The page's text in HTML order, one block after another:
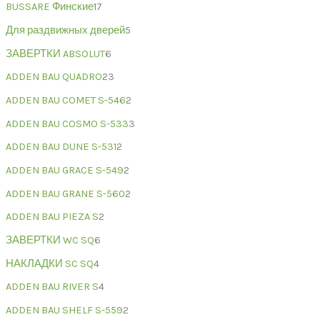
BUSSARE Финские17
Для раздвижных дверей5
ЗАВЕРТКИ ABSOLUT6
ADDEN BAU QUADRO23
ADDEN BAU COMET S-5462
ADDEN BAU COSMO S-5333
ADDEN BAU DUNE S-5312
ADDEN BAU GRACE S-5492
ADDEN BAU GRANE S-5602
ADDEN BAU PIEZA S2
ЗАВЕРТКИ WC SQ6
НАКЛАДКИ SC SQ4
ADDEN BAU RIVER S4
ADDEN BAU SHELF S-5592